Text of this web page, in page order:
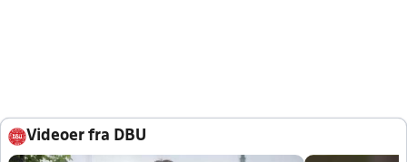
Videoer fra DBU